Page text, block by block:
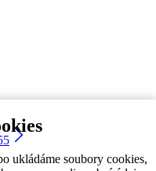
ukládáme soubory cookies,